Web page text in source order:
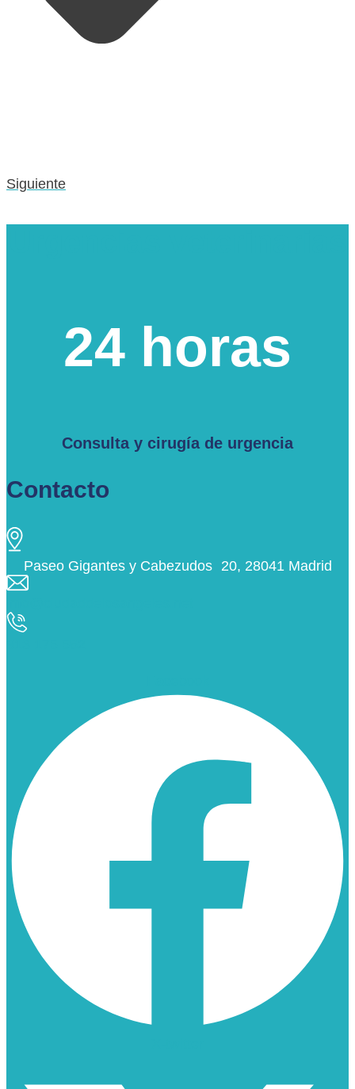
Siguiente
24 horas
Consulta y cirugía de urgencia
Contacto
Paseo Gigantes y Cabezudos 20, 28041 Madrid